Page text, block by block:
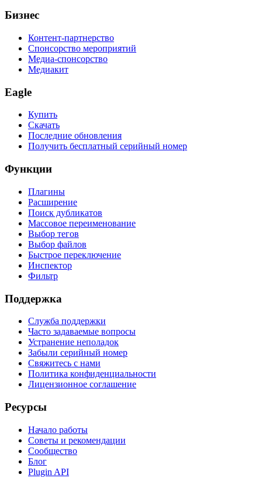
Бизнес
Контент-партнерство
Спонсорство мероприятий
Медиа-спонсорство
Медиакит
Eagle
Купить
Скачать
Последние обновления
Получить бесплатный серийный номер
Функции
Плагины
Расширение
Поиск дубликатов
Массовое переименование
Выбор тегов
Выбор файлов
Быстрое переключение
Инспектор
Фильтр
Поддержка
Служба поддержки
Часто задаваемые вопросы
Устранение неполадок
Забыли серийный номер
Свяжитесь с нами
Политика конфиденциальности
Лицензионное соглашение
Ресурсы
Начало работы
Советы и рекомендации
Сообщество
Блог
Plugin API